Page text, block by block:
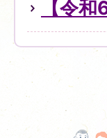
【令